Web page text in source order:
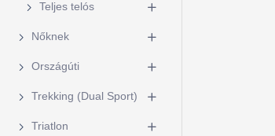
Teljes telós
Nőknek
Országúti
Trekking (Dual Sport)
Triatlon